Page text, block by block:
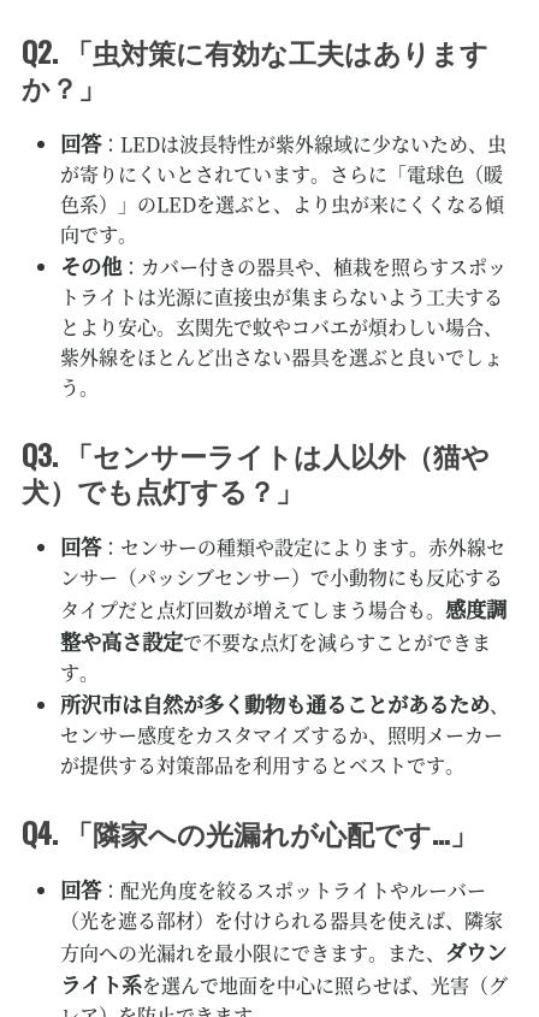
Q2. 「虫対策に有効な工夫はあります
か？」
回答：LEDは波長特性が紫外線域に少ないため、虫
が寄りにくいとされています。さらに「電球色（暖
色系）」のLEDを選ぶと、より虫が来にくくなる傾
向です。
その他：カバー付きの器具や、植栽を照らすスポッ
トライトは光源に直接虫が集まらないよう工夫する
とより安心。玄関先で蚊やコバエが煩わしい場合、
紫外線をほとんど出さない器具を選ぶと良いでしょ
う。
Q3. 「センサーライトは人以外（猫や
犬）でも点灯する？」
回答：センサーの種類や設定によります。赤外線セ
ンサー（パッシブセンサー）で小動物にも反応する
タイプだと点灯回数が増えてしまう場合も。 感度調
整や高さ設定で不要な点灯を減らすことができま
す。
所沢市は自然が多く動物も通ることがあるため、
センサー感度をカスタマイズするか、照明メーカー
が提供する対策部品を利用するとベストです。
Q4. 「隣家への光漏れが心配です…」
回答：配光角度を絞るスポットライトやルーバー
（光を遮る部材）を付けられる器具を使えば、隣家
方向への光漏れを最小限にできます。また、 ダウン
ライト系を選んで地面を中心に照らせば、光害（グ